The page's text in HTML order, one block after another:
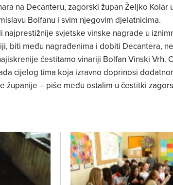
na Decanteru, zagorski župan Željko Kolar
Bolfanu i svim njegovim djelatnicima.
svjetske vinske nagrade u
biti među nagrađenima i dobiti Decantera,
čestitamo vinariji Bolfan Vinski Vrh.
cijelog tima koja izravno doprinosi
županije – piše među ostalim u čestitki